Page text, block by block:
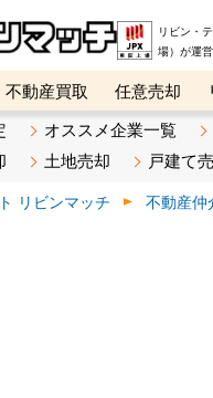
リビン・
場）が運
不動産買取 任意売却
ベスト不動産カンパニー
オススメ企業一覧
土地売却 戸建て
リビンマッチ 不動産仲